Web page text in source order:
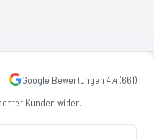
Google Bewertungen 4.4(661)
Kunden wider.